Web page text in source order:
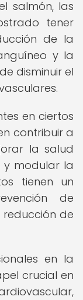
salmón, las
tener
de la
y la
disminuir el
en ciertos
contribuir a
la salud
y modular la
tienen un
de
de
en la
crucial en